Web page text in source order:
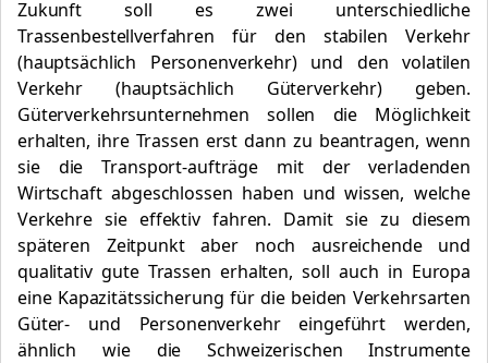
Zukunft soll es zwei unterschiedliche
Trassenbestellverfahren für den stabilen Verkehr
(hauptsächlich Personenverkehr) und den volatilen
Verkehr (hauptsächlich Güterverkehr) geben.
Güterverkehrsunternehmen sollen die Möglichkeit
erhalten, ihre Trassen erst dann zu beantragen, wenn
sie die Transport-aufträge mit der verladenden
Wirtschaft abgeschlossen haben und wissen, welche
Verkehre sie effektiv fahren. Damit sie zu diesem
späteren Zeitpunkt aber noch ausreichende und
qualitativ gute Trassen erhalten, soll auch in Europa
eine Kapazitätssicherung für die beiden Verkehrsarten
Güter- und Personenverkehr eingeführt werden,
ähnlich wie die Schweizerischen Instrumente